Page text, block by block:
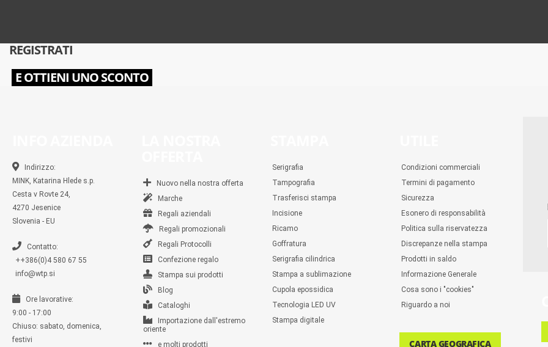
REGISTRATI
E OTTIENI UNO SCONTO
Indirizzo:
MINK, Katarina Hlede s.p.
Cesta v Rovte 24,
4270 Jesenice
Slovenia - EU
Contatto:
++386(0)4 580 67 55
info@wtp.si
Ore lavorative:
9:00 - 17:00
Chiuso: sabato, domenica,
festivi
Nuovo nella nostra offerta
Marche
Regali aziendali
Regali promozionali
Regali Protocolli
Confezione regalo
Stampa sui prodotti
Blog
Cataloghi
Importazione dall'estremo
oriente
e molti prodotti
Serigrafia
Tampografia
Trasferisci stampa
Incisione
Ricamo
Goffratura
Serigrafia cilindrica
Stampa a sublimazione
Cupola epossidica
Tecnologia LED UV
Stampa digitale
Condizioni commerciali
Termini di pagamento
Sicurezza
Esonero di responsabilità
Politica sulla riservatezza
Discrepanze nella stampa
Prodotti in saldo
Informazione Generale
Cosa sono i "cookies"
Riguardo a noi
CARTA GEOGRAFICA